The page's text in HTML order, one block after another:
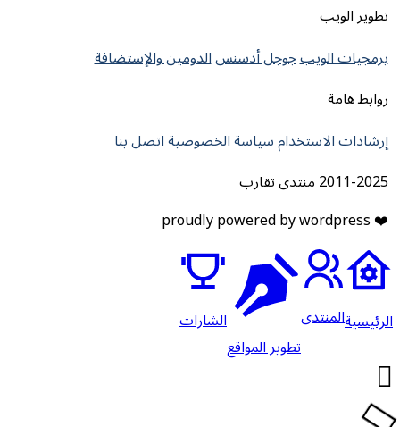
تطوير الويب
برمجيات الويبجوجل أدسنسالدومين والإستضافة
روابط هامة
إرشادات الاستخدامسياسة الخصوصيةاتصل بنا
2011-2025 منتدى تقارب
❤️ proudly powered by wordpress
الرئيسيةالمنتدى
تطوير المواقع
الشارات